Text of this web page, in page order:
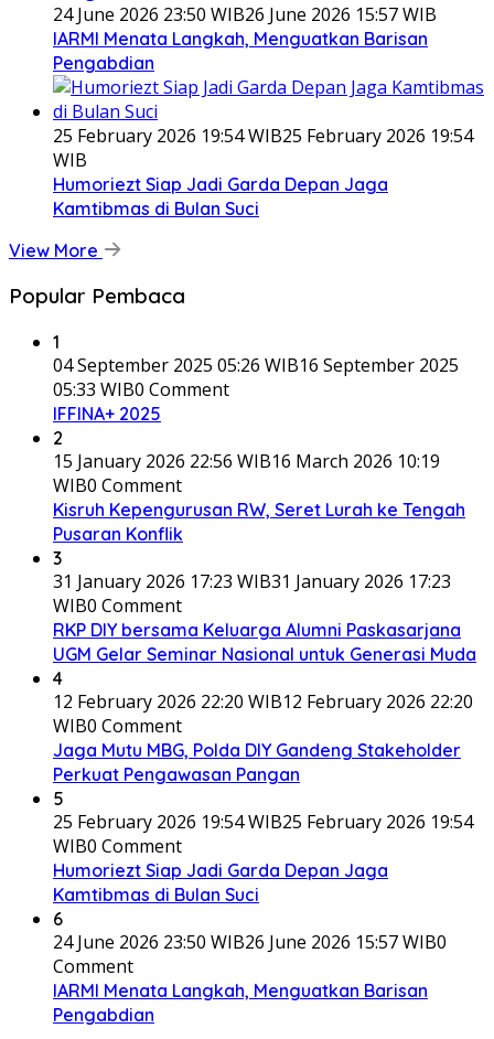
24 June 2026 23:50 WIB26 June 2026 15:57 WIB
IARMI Menata Langkah, Menguatkan Barisan
Pengabdian
25 February 2026 19:54 WIB25 February 2026 19:54
WIB
Humoriezt Siap Jadi Garda Depan Jaga
Kamtibmas di Bulan Suci
View More
Popular Pembaca
1
04 September 2025 05:26 WIB16 September 2025
05:33 WIB0 Comment
IFFINA+ 2025
2
15 January 2026 22:56 WIB16 March 2026 10:19
WIB0 Comment
Kisruh Kepengurusan RW, Seret Lurah ke Tengah
Pusaran Konflik
3
31 January 2026 17:23 WIB31 January 2026 17:23
WIB0 Comment
RKP DIY bersama Keluarga Alumni Paskasarjana
UGM Gelar Seminar Nasional untuk Generasi Muda
4
12 February 2026 22:20 WIB12 February 2026 22:20
WIB0 Comment
Jaga Mutu MBG, Polda DIY Gandeng Stakeholder
Perkuat Pengawasan Pangan
5
25 February 2026 19:54 WIB25 February 2026 19:54
WIB0 Comment
Humoriezt Siap Jadi Garda Depan Jaga
Kamtibmas di Bulan Suci
6
24 June 2026 23:50 WIB26 June 2026 15:57 WIB0
Comment
IARMI Menata Langkah, Menguatkan Barisan
Pengabdian